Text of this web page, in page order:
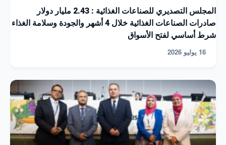
المجلس التصديري للصناعات الغذائية : 2.43 مليار دولار
صادرات الصناعات الغذائية خلال 4 أشهر والجودة وسلامة الغذاء
شرط أساسي لفتح الأسواق
16 يوليو 2026